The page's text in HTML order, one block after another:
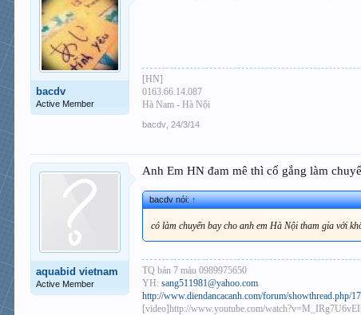
bacdv
Active Member
[HN]
0163.66.14.087
Hà Nam - Hà Nội
bacdv 24/3/14
aquabid vietnam
Active Member
Anh Em HN đam mê thì cố gắng làm
bacdv nói:↑
có làm chuyến bay cho anh em Hà Nội tham gia với
TQ bán 7 màu 0989975650
YH:sang511981@yahoo.com
http://www.diendancacanh.com/forum/showthread.php/
[video]http://www.youtube.com/